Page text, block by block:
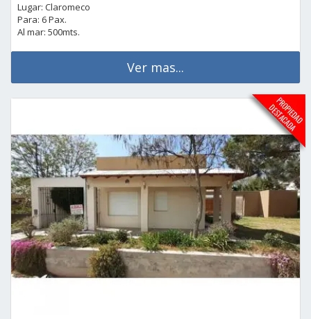
Lugar: Claromeco
Para: 6 Pax.
Al mar: 500mts.
Ver mas...